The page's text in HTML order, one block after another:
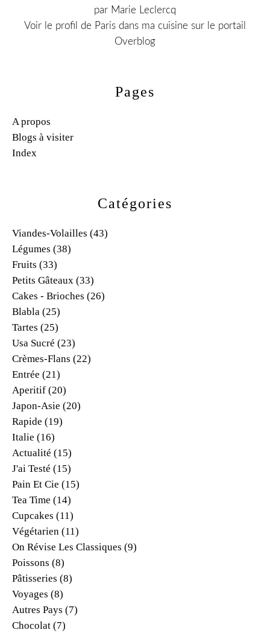
Catégories
Viandes-Volailles (43)
Légumes (38)
Fruits (33)
Petits Gâteaux (33)
Cakes - Brioches (26)
Blabla (25)
Tartes (25)
Usa Sucré (23)
Crèmes-Flans (22)
Entrée (21)
Aperitif (20)
Japon-Asie (20)
Rapide (19)
Italie (16)
Actualité (15)
J'ai Testé (15)
Pain Et Cie (15)
Tea Time (14)
Cupcakes (11)
Végétarien (11)
On Révise Les Classiques (9)
Poissons (8)
Pâtisseries (8)
Voyages (8)
Autres Pays (7)
Chocolat (7)
Pages
A propos
Blogs à visiter
Index
par Marie Leclercq
Voir le profil de Paris dans ma cuisine sur le portail
Overblog